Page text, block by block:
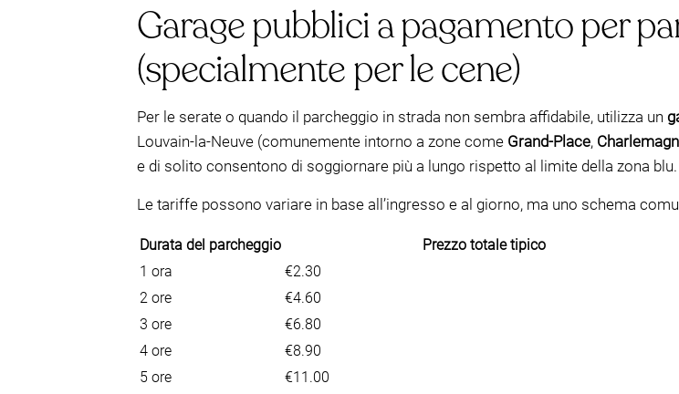
Garage pubblici a pagamento per
(specialmente per le cene)
Per le serate o quando il parcheggio in strada non sembra affidabile, utilizza un
Louvain-la-Neuve (comunemente intorno a zone come Grand-Place,
e di solito consentono di soggiornare più a lungo rispetto al limite della zona blu.
Le tariffe possono variare in base all’ingresso e al giorno, ma uno schema
Durata del parcheggio
Prezzo totale tipico
1 ora
€2.30
2 ore
€4.60
3 ore
€6.80
4 ore
€8.90
5 ore
€11.00